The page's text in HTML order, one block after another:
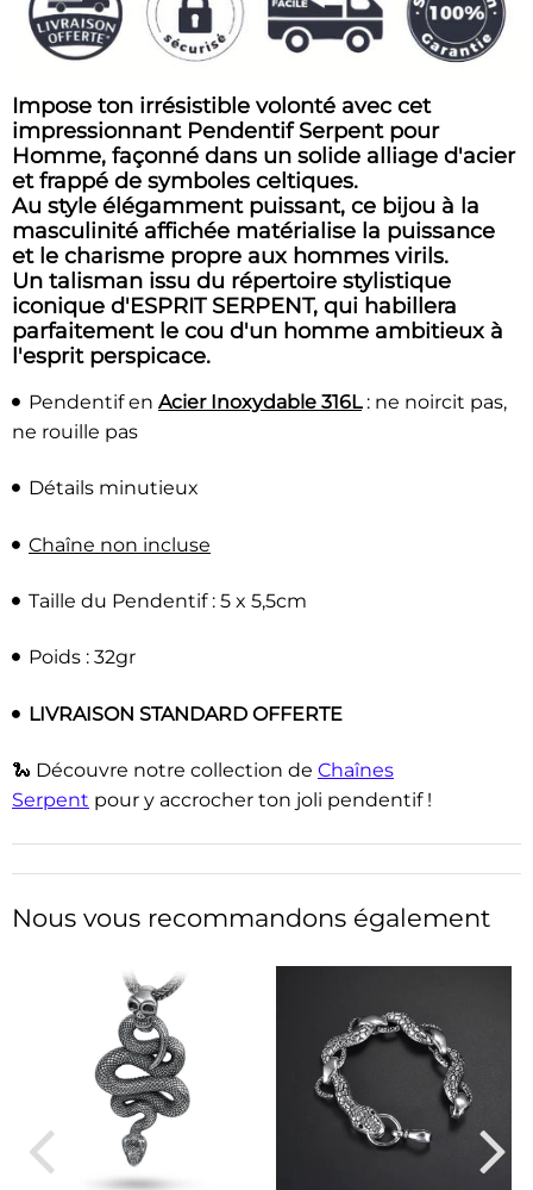
Impose ton irrésistible volonté avec cet
impressionnant Pendentif Serpent pour
Homme, façonné dans un solide alliage d'acier
et frappé de symboles celtiques.
Au style élégamment puissant, ce bijou à la
masculinité affichée matérialise la puissance
et le charisme propre aux hommes virils.
Un talisman issu du répertoire stylistique
iconique d'ESPRIT SERPENT, qui habillera
parfaitement le cou d'un homme ambitieux à
l'esprit perspicace.
Pendentif en Acier Inoxydable 316L: ne noircit pas,
ne rouille pas
Détails minutieux
Chaîne non incluse
Taille du Pendentif : 5 x 5,5cm
Poids : 32gr
LIVRAISON STANDARD OFFERTE
🐍 Découvre notre collection de Chaînes
Serpent pour y accrocher ton joli pendentif !
Nous vous recommandons également